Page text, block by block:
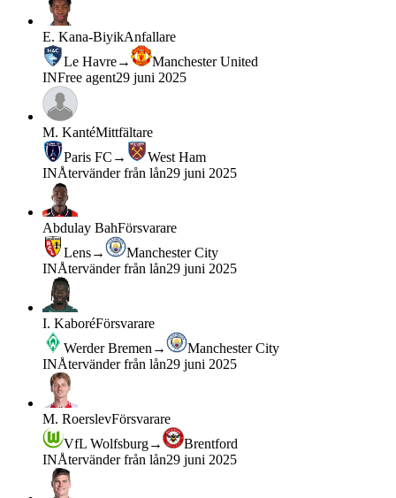
E. Kana-BiyikAnfallare
Le Havre→
Manchester United
INFree agent29 juni 2025
M. KantéMittfältare
Paris FC →
West Ham
INÅtervänder från lån29 juni 2025
Abdulay BahFörsvarare
Lens→
Manchester City
INÅtervänder från lån29 juni 2025
I. KaboréFörsvarare
Werder Bremen →
Manchester City
INÅtervänder från lån29 juni 2025
M. RoerslevFörsvarare
VfL Wolfsburg→
Brentford
INÅtervänder från lån29 juni 2025